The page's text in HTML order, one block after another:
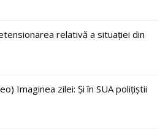
relativă a situației din
Imaginea zilei: Și în SUA polițiștii